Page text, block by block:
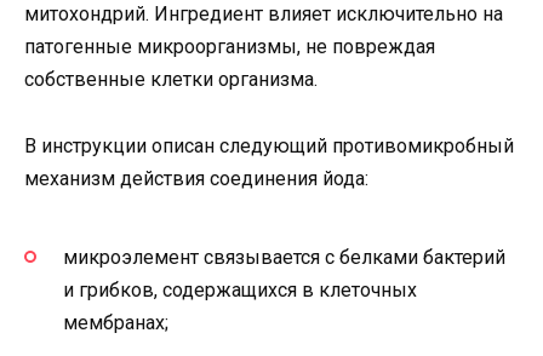
митохондрий. Ингредиент влияет исключительно на
патогенные микроорганизмы, не повреждая
собственные клетки организма.
В инструкции описан следующий противомикробный
механизм действия соединения йода:
микроэлемент связывается с белками бактерий
и грибков, содержащихся в клеточных
мембранах;